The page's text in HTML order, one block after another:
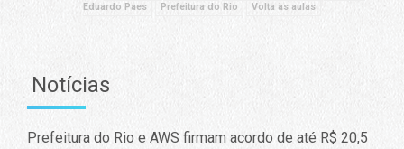
Eduardo Paes
Prefeitura do Rio Volta às aulas
Notícias
Prefeitura do Rio e AWS firmam acordo de até R$ 20,5